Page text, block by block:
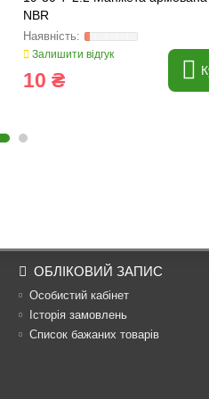
NBR
Залишити відгук
10 ₴
ОБЛІКОВИЙ ЗАПИС
Особистий кабінет
Історія замовлень
Список бажаних товарів